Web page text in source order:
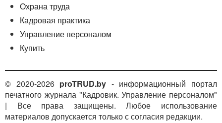
Охрана труда
Кадровая практика
Управление персоналом
Купить
© 2020-2026 proTRUD.by - информационный портал
печатного журнала "Кадровик. Управление персоналом"
| Все права защищены. Любое использование
материалов допускается только с согласия редакции.